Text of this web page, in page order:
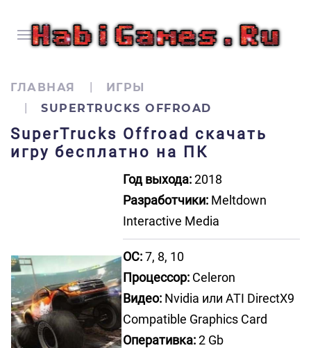
ГЛАВНАЯ
ИГРЫ
SUPERTRUCKS OFFROAD
SuperTrucks Offroad скачать
игру бесплатно на ПК
Год выхода:2018
Разработчики: Meltdown
Interactive Media
ОС:7, 8, 10
Процессор: Celeron
Видео: Nvidia или ATI DirectX9
Compatible Graphics Card
Оперативка:2 Gb